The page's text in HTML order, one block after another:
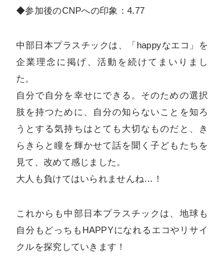
◆参加後のCNPへの印象：4.77
中部日本プラスチックは、「happyなエコ」を
企業理念に掲げ、活動を続けてまいりまし
た。
自分で自分を幸せにできる。そのための選択
肢を持つために、自分の知らないことを知ろ
うとする気持ちはとても大切なものだと、き
らきらと瞳を輝かせて話を聞く子どもたちを
見て、改めて感じました。
大人も負けてはいられませんね…！
これからも中部日本プラスチックは、地球も
自分もどっちもHAPPYになれるエコやリサイ
クルを探究していきます！